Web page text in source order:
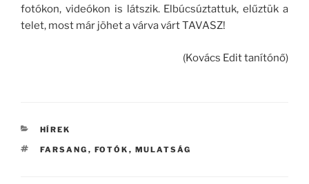
fotókon, videókon is látszik. Elbúcsúztattuk, elűztük a
telet, most már jöhet a várva várt TAVASZ!
(Kovács Edit tanítónő)
KATEGÓRIÁK
HÍREK
CÍMKÉK
FARSANG , FOTÓK , MULATSÁG